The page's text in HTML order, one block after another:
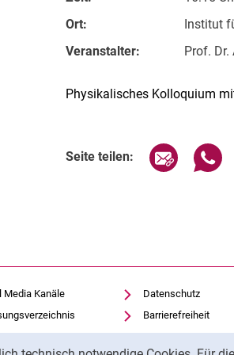
Ort:
Institut
Veranstalter:
Prof. Dr.
Physikalisches Kolloquium
Seite teilen: Seite
Media Kanäle
Datenschutz
Barrierefreiheit
Transparenter KI-